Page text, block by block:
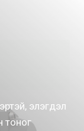
элэгдэл
тоног